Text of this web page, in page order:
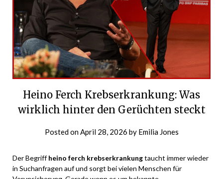
Heino Ferch Krebserkrankung: Was
wirklich hinter den Gerüchten steckt
Posted on April 28, 2026 by Emilia Jones
Der Begriffheino ferch krebserkrankungtaucht immer wieder
in Suchanfragen auf und sorgt bei vielen Menschen für